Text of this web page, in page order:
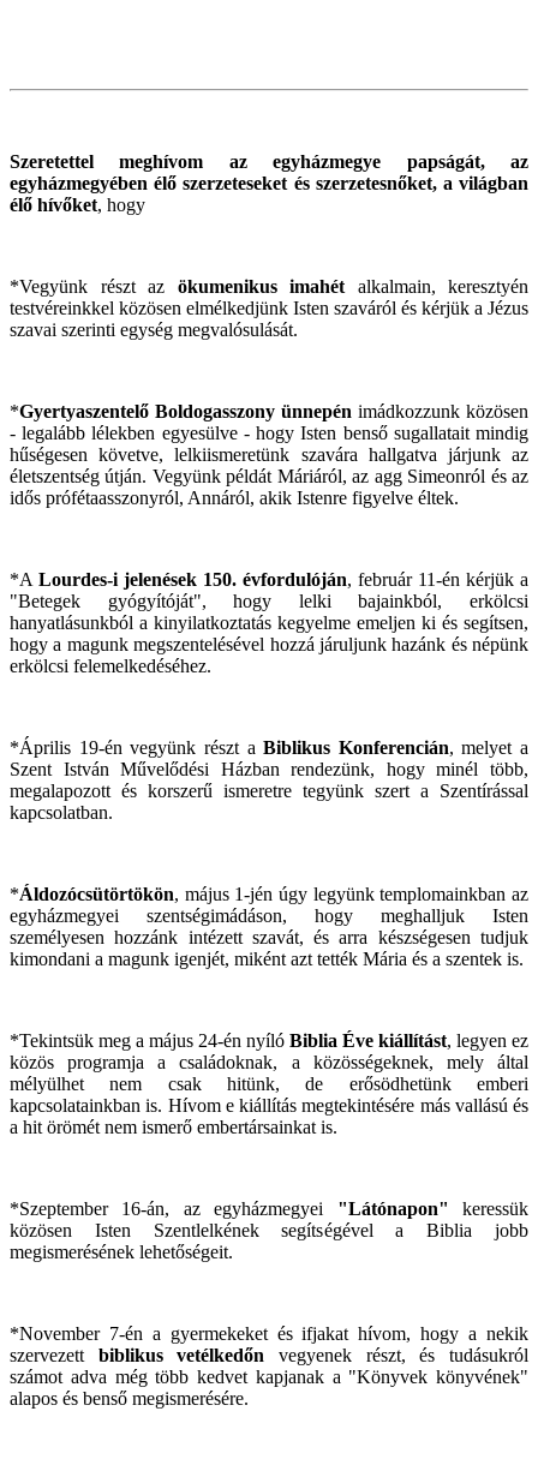
Szeretettel meghívom az egyházmegye papságát, az
egyházmegyében élő szerzeteseket és szerzetesnőket, a világban
élő hívőket, hogy
*Vegyünk részt az ökumenikus imahét alkalmain, keresztyén
testvéreinkkel közösen elmélkedjünk Isten szaváról és kérjük a Jézus
szavai szerinti egység megvalósulását.
*Gyertyaszentelő Boldogasszony ünnepén imádkozzunk közösen
- legalább lélekben egyesülve - hogy Isten benső sugallatait mindig
hűségesen követve, lelkiismeretünk szavára hallgatva járjunk az
életszentség útján. Vegyünk példát Máriáról, az agg Simeonról és az
idős prófétaasszonyról, Annáról, akik Istenre figyelve éltek.
*A Lourdes-i jelenések 150. évfordulóján, február 11-én kérjük a
"Betegek gyógyítóját", hogy lelki bajainkból, erkölcsi
hanyatlásunkból a kinyilatkoztatás kegyelme emeljen ki és segítsen,
hogy a magunk megszentelésével hozzá járuljunk hazánk és népünk
erkölcsi felemelkedéséhez.
*Április 19-én vegyünk részt aBiblikus Konferencián, melyet a
Szent István Művelődési Házban rendezünk, hogy minél több,
megalapozott és korszerű ismeretre tegyünk szert a Szentírással
kapcsolatban.
*Áldozócsütörtökön, május 1-jén úgy legyünk templomainkban az
egyházmegyei szentségimádáson, hogy meghalljuk Isten
személyesen hozzánk intézett szavát, és arra készségesen tudjuk
kimondani a magunk igenjét, miként azt tették Mária és a szentek is.
*Tekintsük meg a május 24-én nyíló Biblia Éve kiállítást, legyen ez
közös programja a családoknak, a közösségeknek, mely által
mélyülhet nem csak hitünk, de erősödhetünk emberi
kapcsolatainkban is. Hívom e kiállítás megtekintésére más vallású és
a hit örömét nem ismerő embertársainkat is.
*Szeptember 16-án, az egyházmegyei "Látónapon" keressük
közösen Isten Szentlelkének segítségével a Biblia jobb
megismerésének lehetőségeit.
*November 7-én a gyermekeket és ifjakat hívom, hogy a nekik
szervezett biblikus vetélkedőn vegyenek részt, és tudásukról
számot adva még több kedvet kapjanak a "Könyvek könyvének"
alapos és benső megismerésére.